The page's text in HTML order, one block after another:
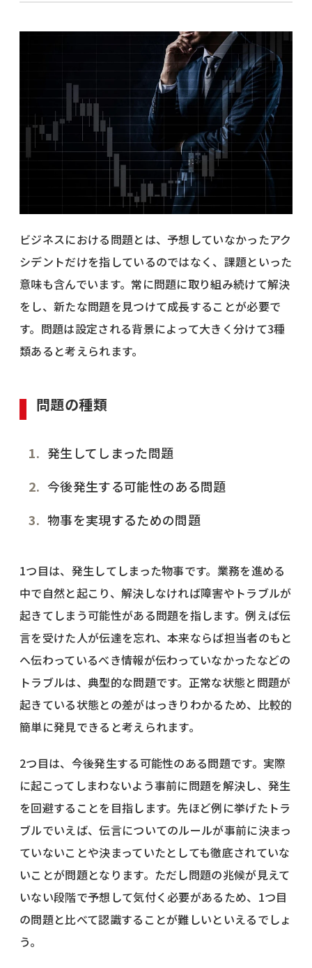
ビジネスにおける問題とは、予想していなかったアク
シデントだけを指しているのではなく、課題といった
意味も含んでいます。常に問題に取り組み続けて解決
をし、新たな問題を見つけて成長することが必要で
す。問題は設定される背景によって大きく分けて3種
類あると考えられます。
問題の種類
発生してしまった問題
今後発生する可能性のある問題
物事を実現するための問題
1つ目は、発生してしまった物事です。業務を進める
中で自然と起こり、解決しなければ障害やトラブルが
起きてしまう可能性がある問題を指します。例えば伝
言を受けた人が伝達を忘れ、本来ならば担当者のもと
へ伝わっているべき情報が伝わっていなかったなどの
トラブルは、典型的な問題です。正常な状態と問題が
起きている状態との差がはっきりわかるため、比較的
簡単に発見できると考えられます。
2つ目は、今後発生する可能性のある問題です。実際
に起こってしまわないよう事前に問題を解決し、発生
を回避することを目指します。先ほど例に挙げたトラ
ブルでいえば、伝言についてのルールが事前に決まっ
ていないことや決まっていたとしても徹底されていな
いことが問題となります。ただし問題の兆候が見えて
いない段階で予想して気付く必要があるため、1つ目
の問題と比べて認識することが難しいといえるでしょ
う。